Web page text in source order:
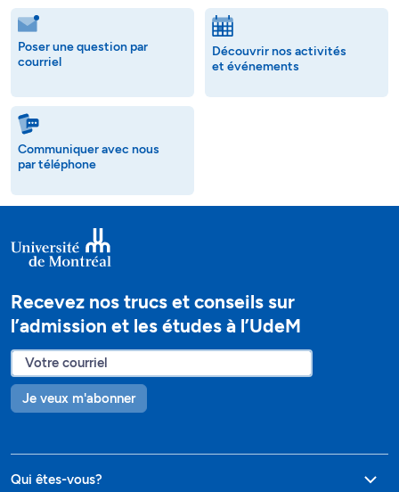
Poser une question par
courriel
Découvrir nos activités
et événements
Communiquer avec nous
par téléphone
Recevez nos trucs et conseils sur
l’admission et les études à l’UdeM
Je veux m'abonner
Qui êtes-vous?